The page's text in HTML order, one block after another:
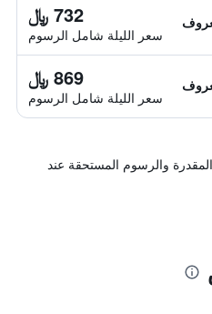
732 ﷼
سعر الليلة شامل الرسوم
869 ﷼
سعر الليلة شامل الرسوم
والرسوم المستحقة عند